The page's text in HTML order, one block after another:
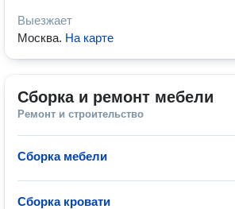
Выезжает
Москва. На карте
Сборка и ремонт мебели
Ремонт и строительство
Сборка мебели
Сборка кровати